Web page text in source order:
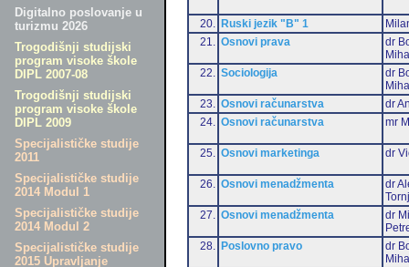
Digitalno poslovanje u
turizmu 2026
Trogodišnji studijski
program visoke škole
DIPL 2007-08
Trogodišnji studijski
program visoke škole
DIPL 2009
Specijalističke studije
2011
Specijalističke studije
2014 Modul 1
Specijalističke studije
2014 Modul 2
Specijalističke studije
2015 Upravljanje
20. Ruski jezik "B" 1
21.
Osnovi prava
dr
22.
Sociologija
dr
23.
Osnovi računarstva
dr
24.
Osnovi računarstva mr
25. Osnovi marketinga dr
26. Osnovi menadžmenta
dr
27.
Osnovi menadžmenta
dr
28.
Poslovno pravo
dr